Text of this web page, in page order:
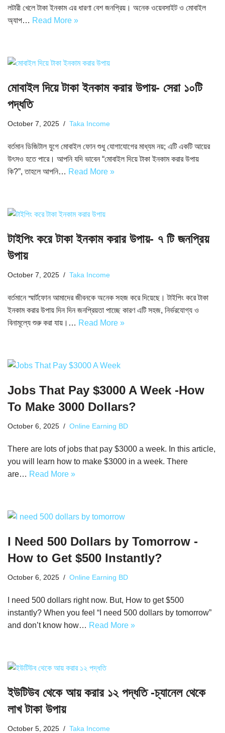
লটারী খেলে টাকা ইনকাম এর ধারণা বেশ জনপ্রিয়। অনেক ওয়েবসাইট ও মোবাইল
অ্যাপ… Read More »
মোবাইল দিয়ে টাকা ইনকাম করার উপায়- সেরা ১০টি
পদ্ধতি
October 7, 2025 Taka Income
বর্তমান ডিজিটাল যুগে মোবাইল ফোন শুধু যোগাযোগের মাধ্যম নয়; এটি একটি আয়ের
উৎসও হতে পারে। আপনি যদি ভাবেন “মোবাইল দিয়ে টাকা ইনকাম করার উপায়
কি?”, তাহলে আপনি… Read More »
টাইপিং করে টাকা ইনকাম করার উপায়- ৭ টি জনপ্রিয়
উপায়
October 7, 2025 Taka Income
বর্তমানে স্মার্টফোন আমাদের জীবনকে অনেক সহজ করে দিয়েছে। টাইপিং করে টাকা
ইনকাম করার উপায় দিন দিন জনপ্রিয়তা পাচ্ছে কারণ এটি সহজ, নির্ভরযোগ্য ও
বিনামূল্যে শুরু করা যায়।… Read More »
Jobs That Pay $3000 A Week -How
To Make 3000 Dollars?
October 6, 2025 Online Earning BD
There are lots of jobs that pay $3000 a week. In this article,
you will learn how to make $3000 in a week. There
are… Read More »
I Need 500 Dollars by Tomorrow -
How to Get $500 Instantly?
October 6, 2025 Online Earning BD
I need 500 dollars right now. But, How to get $500
instantly? When you feel “I need 500 dollars by tomorrow”
and don’t know how… Read More »
ইউটিউব থেকে আয় করার ১২ পদ্ধতি -চ্যানেল থেকে
লাখ টাকা উপায়
October 5, 2025 Taka Income